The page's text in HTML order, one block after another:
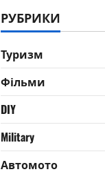
РУБРИКИ
Туризм
Фільми
DIY
Military
Автомото